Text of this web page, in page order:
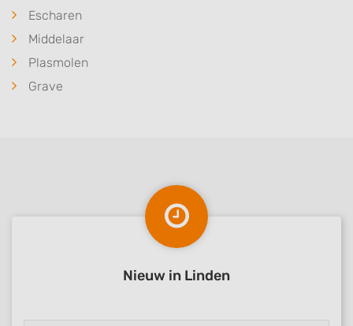
Escharen
Middelaar
Plasmolen
Grave
Nieuw in Linden